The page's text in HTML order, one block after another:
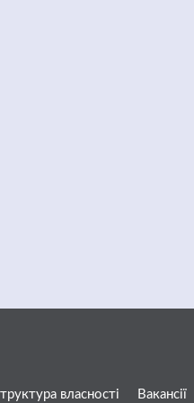
власності Вакансії